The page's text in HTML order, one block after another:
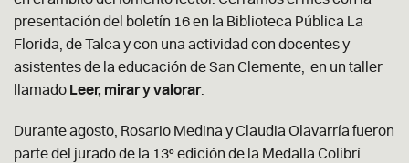
presentación del boletín 16 en la Biblioteca Pública La
Florida, de Talca y con una actividad con docentes y
asistentes de la educación de San Clemente, en un taller
llamado Leer, mirar y valorar.
Durante agosto, Rosario Medina y Claudia Olavarría fueron
parte del jurado de la 13º edición de la Medalla Colibrí